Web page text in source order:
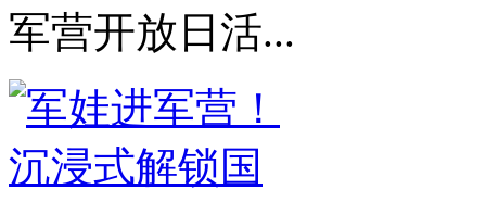
军营开放日活...